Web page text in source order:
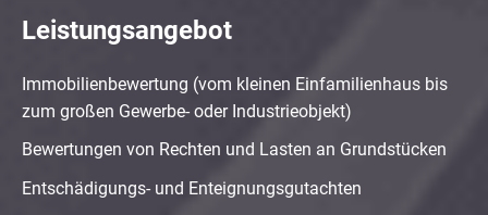
Leistungsangebot
Immobilienbewertung (vom kleinen Einfamilienhaus bis
zum großen Gewerbe- oder Industrieobjekt)
Bewertungen von Rechten und Lasten an Grundstücken
Entschädigungs- und Enteignungsgutachten